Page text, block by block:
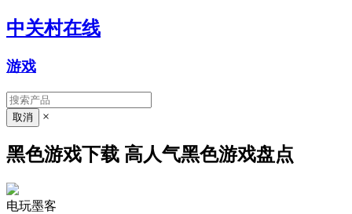
中关村在线
游戏
×
黑色游戏下载 高人气黑色游戏盘点
电玩墨客